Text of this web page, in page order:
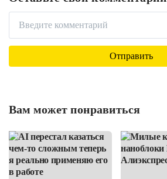
Вам может понравиться